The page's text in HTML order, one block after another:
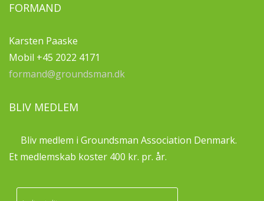
FORMAND
Karsten Paaske
Mobil +45 2022 4171
formand@groundsman.dk
BLIV MEDLEM
Bliv medlem i Groundsman Association Denmark.
Et medlemskab koster 400 kr. pr. år.